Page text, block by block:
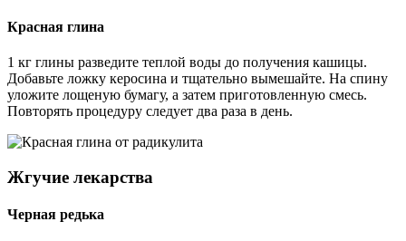
Красная глина
1 кг глины разведите теплой воды до получения кашицы.
Добавьте ложку керосина и тщательно вымешайте. На спину
уложите лощеную бумагу, а затем приготовленную смесь.
Повторять процедуру следует два раза в день.
Жгучие лекарства
Черная редька